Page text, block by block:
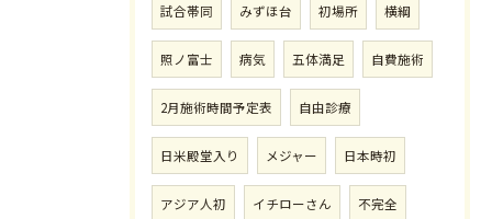
試合帯同 みずほ台 初場所 横綱
照ノ富士 病気 五体満足 自費施術
2月施術時間予定表 自由診療
日米殿堂入り メジャー 日本時初
アジア人初 イチローさん 不完全